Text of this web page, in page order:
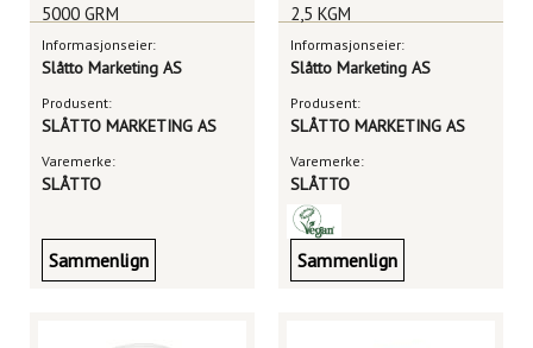
5000 GRM
Informasjonseier:
Slåtto Marketing AS
Produsent:
SLÅTTO MARKETING AS
Varemerke:
SLÅTTO
Sammenlign
2,5 KGM
Informasjonseier:
Slåtto Marketing AS
Produsent:
SLÅTTO MARKETING AS
Varemerke:
SLÅTTO
Sammenlign